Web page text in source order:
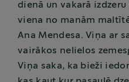
dienā un vakarā
viena no manām
Ana Mendesa. Viņa ar
vairākos nelielos
Viņa saka, ka bieži